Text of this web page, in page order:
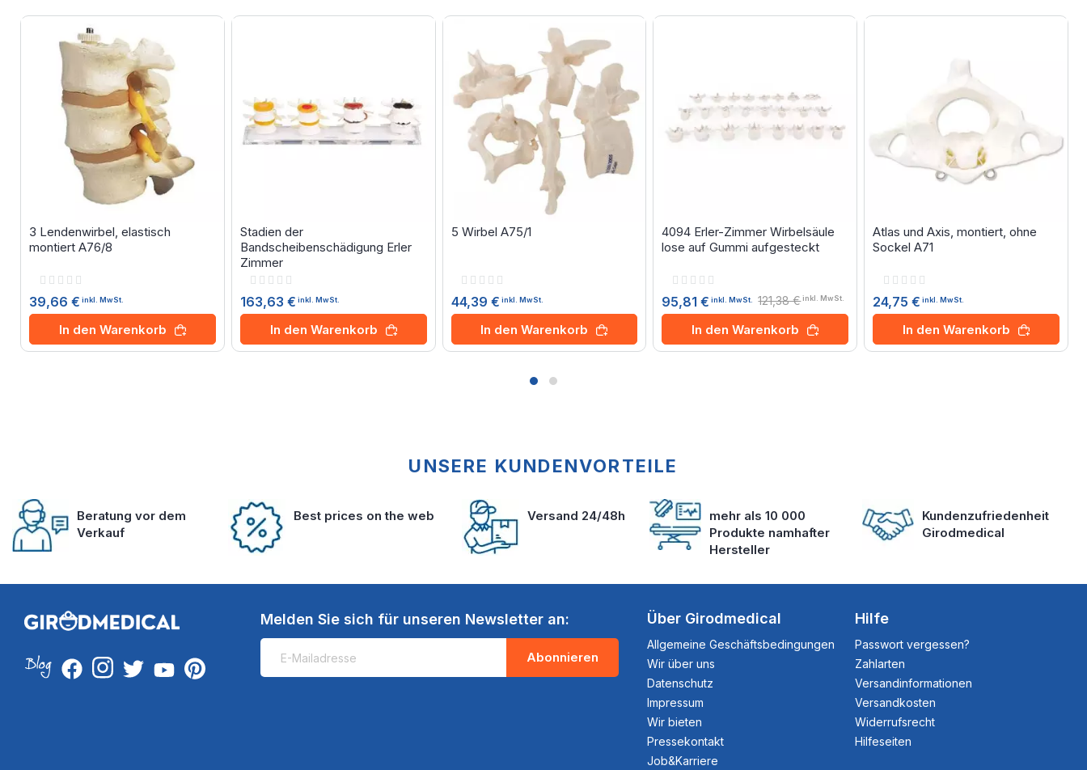
3 Lendenwirbel, elastisch
montiert A76/8
Rating:
39,66 € inkl. MwSt.
In den Warenkorb
Stadien der
Bandscheibenschädigung Erler
Zimmer
Rating:
163,63 € inkl. MwSt.
In den Warenkorb
5 Wirbel A75/1
Rating:
44,39 € inkl. MwSt.
In den Warenkorb
4094 Erler-Zimmer Wirbelsäule
lose auf Gummi aufgesteckt
Rating:
95,81 € inkl. MwSt. 121,38 €inkl. MwSt.
In den Warenkorb
Atlas und Axis, montiert, ohne
Sockel A71
Rating:
24,75 € inkl. MwSt.
In den Warenkorb
UNSERE KUNDENVORTEILE
Beratung vor dem
Verkauf
Best prices on the web Versand 24/48h
mehr als 10 000
Produkte namhafter
Hersteller
Kundenzufriedenheit
Girodmedical
Melden Sie sich für unseren Newsletter an:
Abonnieren
Über Girodmedical
Allgemeine Geschäftsbedingungen
Wir über uns
Datenschutz
Impressum
Wir bieten
Pressekontakt
Job&Karriere
Hilfe
Passwort vergessen?
Zahlarten
Versandinformationen
Versandkosten
Widerrufsrecht
Hilfeseiten